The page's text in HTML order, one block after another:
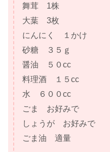
舞茸 1株
大葉 3枚
にんにく １かけ
砂糖 ３５ｇ
醤油 ５０cc
料理酒 １５cc
水 ６００cc
ごま お好みで
しょうが お好みで
ごま油 適量